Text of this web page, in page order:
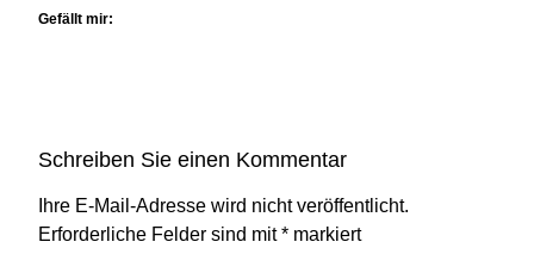
Gefällt mir:
Schreiben Sie einen Kommentar
Ihre E-Mail-Adresse wird nicht veröffentlicht.
Erforderliche Felder sind mit* markiert